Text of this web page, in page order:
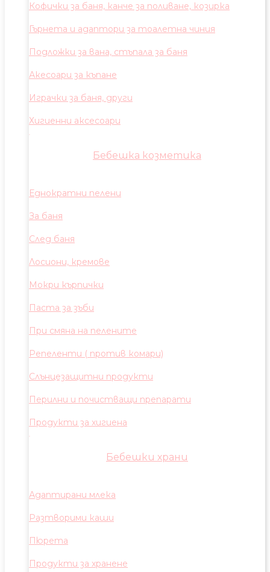
Кофички за баня, канче за поливане, козирка
Гърнета и адаптори за тоалетна чиния
Подложки за вана, стъпала за баня
Акесоари за къпане
Играчки за баня, други
Хигиенни аксесоари
Бебешка козметика
Еднократни пелени
За баня
След баня
Лосиони, кремове
Мокри кърпички
Паста за зъби
При смяна на пелените
Репеленти ( против комари)
Слънцезащитни продукти
Перилни и почистващи препарати
Продукти за хигиена
Бебешки храни
Адаптирани млека
Разтворими каши
Пюрета
Продукти за хранене